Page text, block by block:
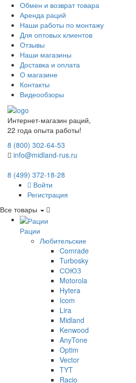
Обмен и возврат товара
Аренда раций
Наши работы по монтажу
Для оптовых клиентов
Отзывы
Наши магазины
Доставка и оплата
О магазине
Контакты
Видеообзоры
Интернет-магазин раций,
22 года опыта работы!
8 (800) 302-64-53
info@midland-rus.ru
8 (499) 372-18-28
Войти
Регистрация
Все товары
Рации
Любительские
Comrade
Turbosky
СОЮЗ
Motorola
Hytera
Icom
Lira
Midland
Kenwood
AnyTone
Optim
Vector
TYT
Racio